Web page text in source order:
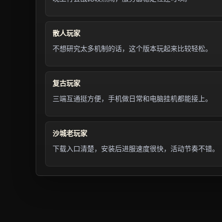
散人玩家
不想研究太多机制的话，这个版本玩起来比较轻松。
复古玩家
三端互通挺方便，手机做日常和电脑挂机都能接上。
沙城老玩家
下载入口清楚，安装后进服速度很快，活动节奏不错。